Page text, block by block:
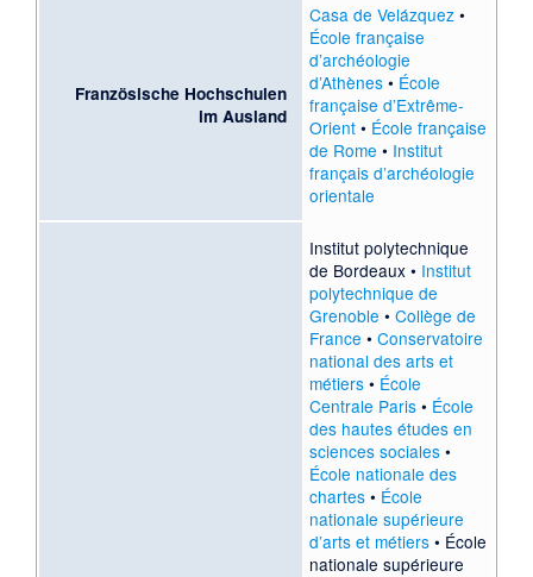
Französische Hochschulen
im Ausland
Casa de Velázquez •
École française
d’archéologie
d’Athènes• École
française d’Extrême-
Orient• École française
de Rome • Institut
français d’archéologie
orientale
Institut polytechnique
de Bordeaux• Institut
polytechnique de
Grenoble • Collège de
France • Conservatoire
national des arts et
métiers• École
Centrale Paris• École
des hautes études en
sciences sociales•
École nationale des
chartes• École
nationale supérieure
d’arts et métiers• École
nationale supérieure